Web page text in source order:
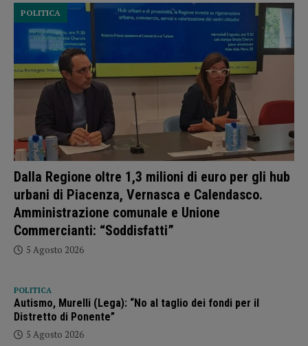
Dalla Regione oltre 1,3 milioni di euro per gli hub
urbani di Piacenza, Vernasca e Calendasco.
Amministrazione comunale e Unione
Commercianti: “Soddisfatti”
POLITICA
5 Agosto 2026
POLITICA
Autismo, Murelli (Lega): “No al taglio dei fondi per il
Distretto di Ponente”
5 Agosto 2026